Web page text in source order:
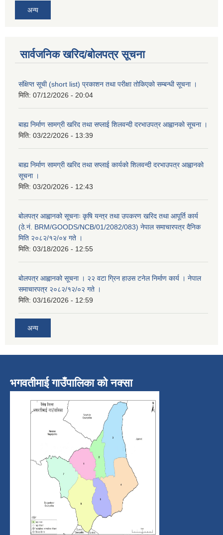
अन्य
सार्वजनिक खरिद/बोलपत्र सूचना
संक्षिप्त सूची (short list) प्रकाशन तथा परीक्षा तोकिएको सम्बन्धी सूचना ।
मिति: 07/12/2026 - 20:04
बाह्य निर्माण सामग्री खरिद तथा सप्लाई शिलवन्दी दरभाउपत्र आह्वानको सूचना ।
मिति: 03/22/2026 - 13:39
बाह्य निर्माण सामग्री खरिद तथा सप्लाई कार्यको शिलवन्दी दरभाउपत्र आह्वानको
सूचना ।
मिति: 03/20/2026 - 12:43
बोलपत्र आह्वानको सूचनाः कृषि यन्त्र तथा उपकरण खरिद तथा आपूर्ति कार्य
(ठे.नं. BRM/GOODS/NCB/01/2082/083) नेपाल समाचारपत्र दैनिक
मिति २०८२/१२/०४ गते ।
मिति: 03/18/2026 - 12:55
बोलपत्र आह्वानको सूचना । २२ वटा ग्रिन हाउस टनेल निर्माण कार्य । नेपाल
समाचारपत्र २०८२/१२/०२ गते ।
मिति: 03/16/2026 - 12:59
अन्य
भगवतीमाई गाउँपालिका को नक्सा